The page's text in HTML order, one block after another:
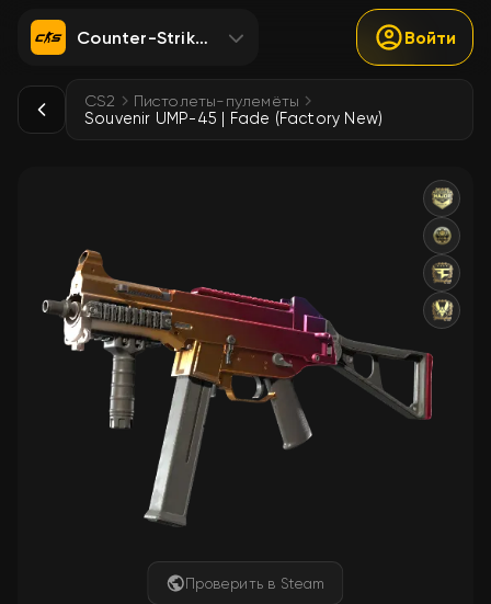
Counter-Strike 2 Войти
CS2 Пистолеты-пулемёты
Souvenir UMP-45 | Fade (Factory New)
Проверить в Steam